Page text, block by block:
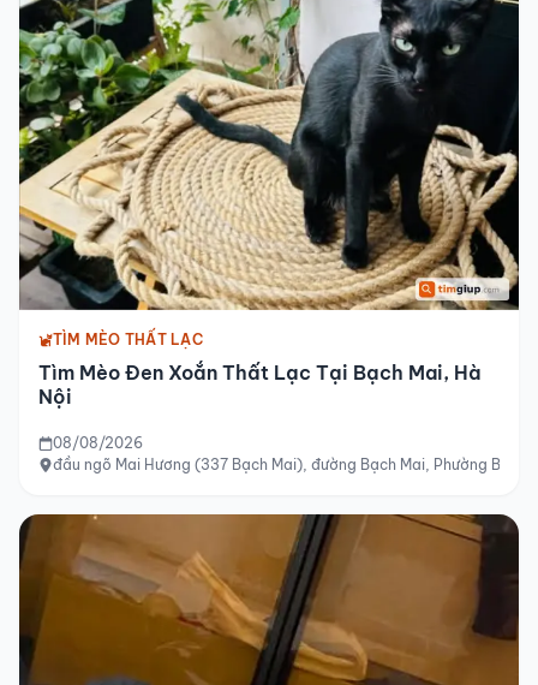
TÌM MÈO THẤT LẠC
Tìm Mèo Đen Xoắn Thất Lạc Tại Bạch Mai, Hà
Nội
08/08/2026
đầu ngõ Mai Hương (337 Bạch Mai), đường Bạch Mai, Phường Bạch